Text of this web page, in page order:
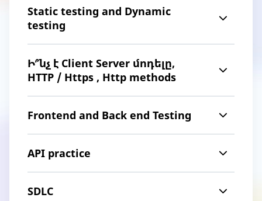
Static testing and Dynamic
testing
Ի՞նչ է Client Server մոդելը,
HTTP / Https , Http methods
Frontend and Back end Testing
API practice
SDLC